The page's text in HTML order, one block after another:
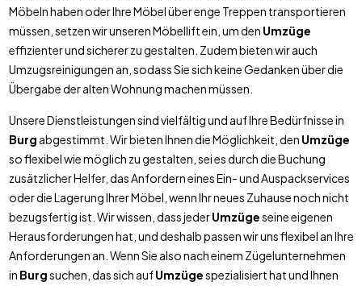
Möbeln haben oder Ihre Möbel über enge Treppen transportieren
müssen, setzen wir unseren Möbellift ein, um den Umzüge
effizienter und sicherer zu gestalten. Zudem bieten wir auch
Umzugsreinigungen an, sodass Sie sich keine Gedanken über die
Übergabe der alten Wohnung machen müssen.
Unsere Dienstleistungen sind vielfältig und auf Ihre Bedürfnisse in
Burg abgestimmt. Wir bieten Ihnen die Möglichkeit, den Umzüge
so flexibel wie möglich zu gestalten, sei es durch die Buchung
zusätzlicher Helfer, das Anfordern eines Ein- und Auspackservices
oder die Lagerung Ihrer Möbel, wenn Ihr neues Zuhause noch nicht
bezugsfertig ist. Wir wissen, dass jederUmzügeseine eigenen
Herausforderungen hat, und deshalb passen wir uns flexibel an Ihre
Anforderungen an. Wenn Sie also nach einem Zügelunternehmen
in Burgsuchen, das sich aufUmzügespezialisiert hat und Ihnen